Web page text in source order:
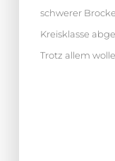
schwerer
Kreisklasse
Trotz allem